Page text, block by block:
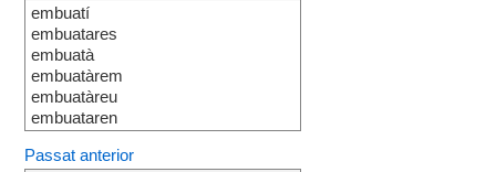
embuatí
embuatares
embuatà
embuatàrem
embuatàreu
embuataren
Passat anterior